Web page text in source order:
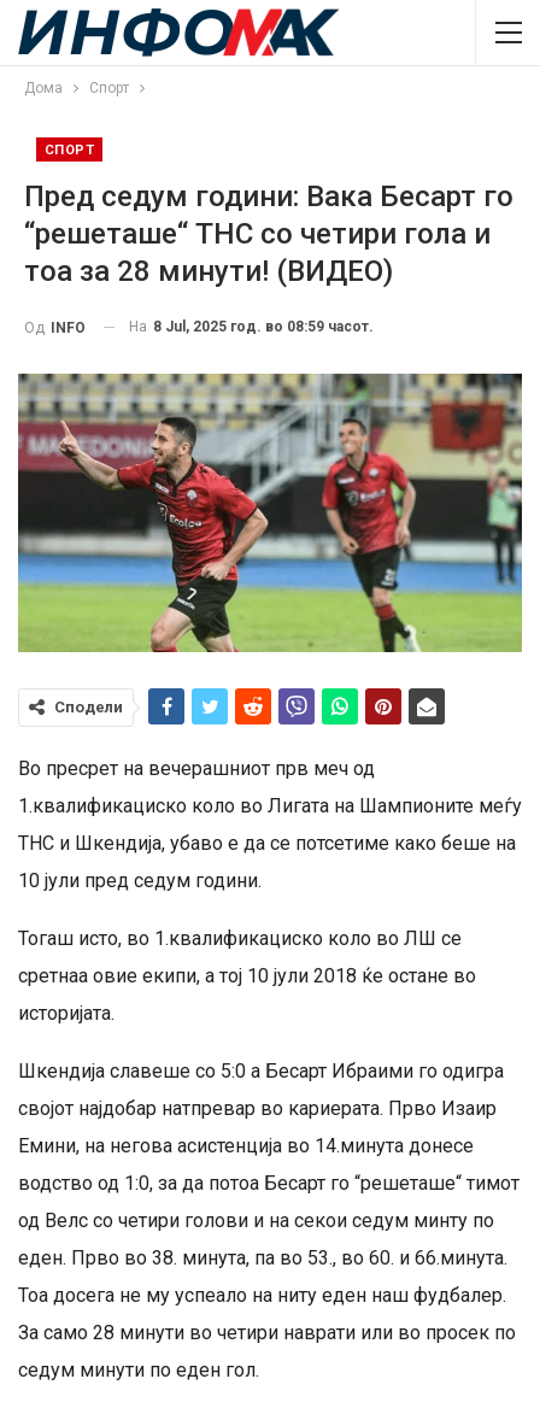
Дома Спорт
СПОРТ
Пред седум години: Вака Бесарт го
“решеташе“ ТНС со четири гола и
тоа за 28 минути! (ВИДЕО)
Од INFO На 8 Jul, 2025 год. во 08:59 часот.
Сподели
Во пресрет на вечерашниот прв меч од
1.квалификациско коло во Лигата на Шампионите меѓу
ТНС и Шкендија, убаво е да се потсетиме како беше на
10 јули пред седум години.
Тогаш исто, во 1.квалификациско коло во ЛШ се
сретнаа овие екипи, а тој 10 јули 2018 ќе остане во
историјата.
Шкендија славеше со 5:0 а Бесарт Ибраими го одигра
својот најдобар натпревар во кариерата. Прво Изаир
Емини, на негова асистенција во 14.минута донесе
водство од 1:0, за да потоа Бесарт го “решеташе“ тимот
од Велс со четири голови и на секои седум минту по
еден. Прво во 38. минута, па во 53., во 60. и 66.минута.
Тоа досега не му успеало на ниту еден наш фудбалер.
За само 28 минути во четири наврати или во просек по
седум минути по еден гол.